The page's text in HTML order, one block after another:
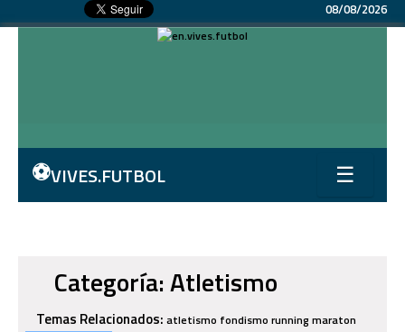
08/08/2026
⚽VIVES.FUTBOL ☰
Categoría: Atletismo
Temas Relacionados: atletismo fondismo runningmaraton